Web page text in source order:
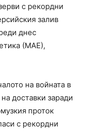
с рекордни
залив
днес
(МАЕ),
на войната в
доставки заради
проток
с рекордни